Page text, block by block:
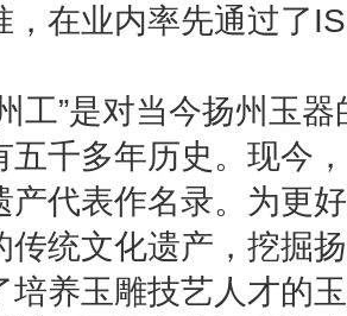
，在业内率先通过了
工”是对当今扬州玉
五千多年历史。现今
产代表作名录。为更
传统文化遗产，挖掘
培养玉雕技艺人才的